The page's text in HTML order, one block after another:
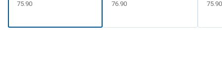
CHF
75.90 CHF
76.90 CHF
75.90